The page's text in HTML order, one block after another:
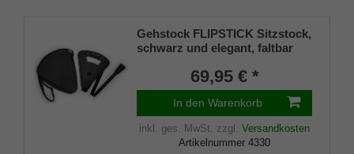
Gehstock FLIPSTICK Sitzstock,
schwarz und elegant, faltbar
Spezial-Klappsitz/Griff,
inklusive Gummipuffer und
praktischer Nylontasche.
69,95 € *
In den Warenkorb
inkl. ges. MwSt. zzgl. Versandkosten
Artikelnummer 4330